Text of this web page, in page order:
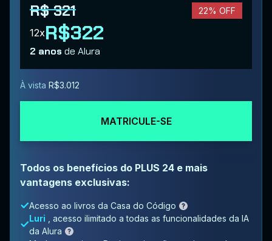
R$ 321 22% OFF
12xR$322
2 anosde Alura
À vista R$3.012
MATRICULE-SE
Todos os benefícios do PLUS 24 e mais
vantagens exclusivas:
Acesso ao livros da Casa do Código
Luri
, acesso ilimitado a todas as funcionalidades da IA
da Alura